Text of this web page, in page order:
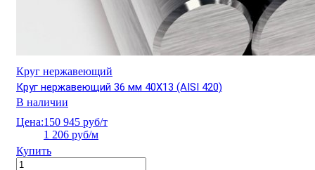
Круг нержавеющий
Круг нержавеющий 36 мм 40Х13 (AISI 420)
В наличии
Цена:150 945 руб/т
1 206 руб/м
Купить